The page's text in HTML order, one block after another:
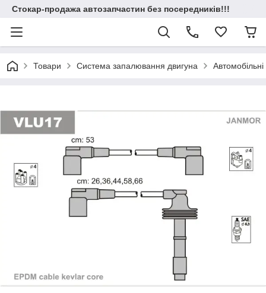
Стокар-продажа автозапчастин без посередників!!!
Товари Система запалювання двигуна